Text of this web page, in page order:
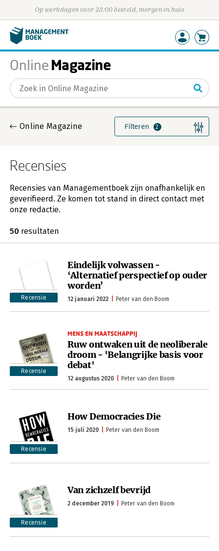
Op werkdagen voor 23:00 besteld, morgen in huis
Online Magazine
Gevonden artikelen
Online Magazine Filteren 2
Recensies
Recensies van Managementboek zijn onafhankelijk en
geverifieerd. Ze komen tot stand in direct contact met
onze redactie.
50 resultaten
Recensie
Eindelijk volwassen -
‘Alternatief perspectief op ouder
worden’
12 januari 2022 Peter van den Boom
Recensie
MENS EN MAATSCHAPPIJ
Ruw ontwaken uit de neoliberale
droom - 'Belangrijke basis voor
debat'
12 augustus 2020 Peter van den Boom
Recensie
How Democracies Die
15 juli 2020 Peter van den Boom
Recensie
Van zichzelf bevrijd
2 december 2019 Peter van den Boom